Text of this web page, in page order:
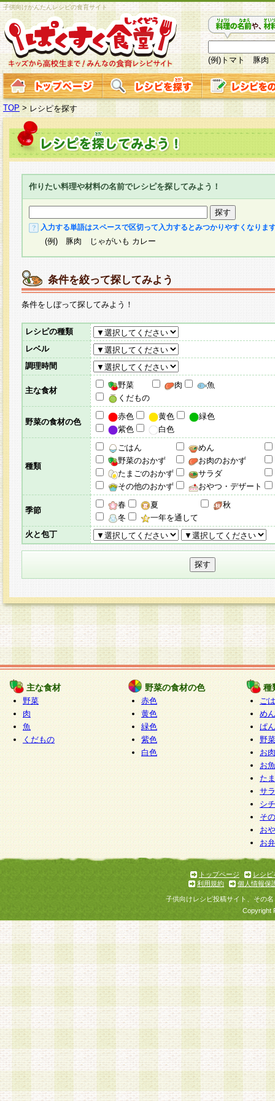
子供向けかんたんレシピの食育サイト
(例)トマト 豚肉
TOP > レシピを探す
作りたい料理や材料の名前でレシピを探してみよう！
入力する単語はスペースで区切って入力するとみつかりやすくなりま
(例) 豚肉 じゃがいも カレー
条件を絞って探してみよう
条件をしぼって探してみよう！
レシピの種類
レベル
調理時間
主な食材
野菜 肉
魚
くだもの
野菜の食材の色
赤色 黄色
緑色
紫色
白色
種類
ごはん
めん
野菜のおかず
お肉のおかず
たまごのおかず
サラダ
その他のおかず
おやつ・デザート
季節
春 夏
秋
冬
一年を通して
火と包丁
主な食材
野菜
肉
魚
くだもの
野菜の食材の色
赤色
黄色
緑色
紫色
白色
種
ご
めん
ぱん
野
お
お
た
サ
シ
そ
お
お
トップページ
レシピ
利用規約
個人情報保
子供向けレシピ投稿サイト、その
Copyright